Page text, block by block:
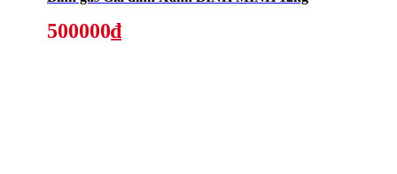
500000₫